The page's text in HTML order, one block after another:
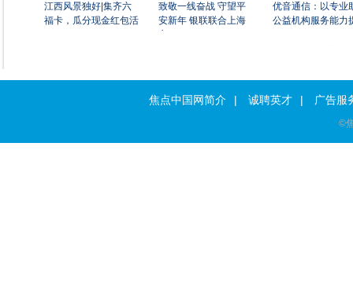
江西风景独好|集齐六
福卡，瓜分现金红包活
致敬一线奋战 守望平
安新年 银联联合上海
优音通信：以专业
公益机构服务能力
焦点中国网简介 | 诚聘英才 | 广告服
©